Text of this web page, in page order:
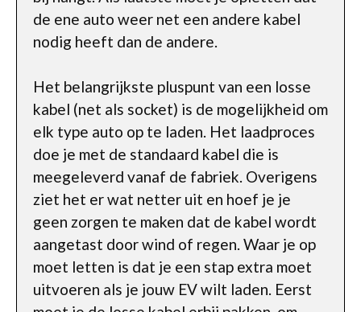
de ene auto weer net een andere kabel
nodig heeft dan de andere.
Het belangrijkste pluspunt van een losse
kabel (net als socket) is de mogelijkheid om
elk type auto op te laden. Het laadproces
doe je met de standaard kabel die is
meegeleverd vanaf de fabriek. Overigens
ziet het er wat netter uit en hoef je je
geen zorgen te maken dat de kabel wordt
aangetast door wind of regen. Waar je op
moet letten is dat je een stap extra moet
uitvoeren als je jouw EV wilt laden. Eerst